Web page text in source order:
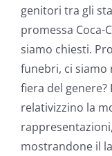
genitori tra gli
promessa Coca-
siamo chiesti.
funebri, ci siamo
fiera del genere?
relativizzino la
mostrandone il